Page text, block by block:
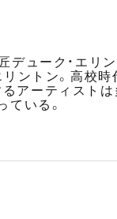
デューク・エ
ントン。高校
アーティスト
ている。